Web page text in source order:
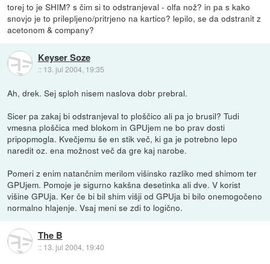
torej to je SHIM? s čim si to odstranjeval - olfa nož? in pa s kako
snovjo je to prilepljeno/pritrjeno na kartico? lepilo, se da odstranit z
acetonom & company?
Keyser Soze
:: 13. jul 2004, 19:35
Ah, drek. Sej sploh nisem naslova dobr prebral.
Sicer pa zakaj bi odstranjeval to ploščico ali pa jo brusil? Tudi
vmesna ploščica med blokom in GPUjem ne bo prav dosti
pripopmogla. Kvečjemu še en stik več, ki ga je potrebno lepo
naredit oz. ena možnost več da gre kaj narobe.
Pomeri z enim natančnim merilom višinsko razliko med shimom ter
GPUjem. Pomoje je sigurno kakšna desetinka ali dve. V korist
višine GPUja. Ker če bi bil shim višji od GPUja bi bilo onemogočeno
normalno hlajenje. Vsaj meni se zdi to logično.
The B
:: 13. jul 2004, 19:40